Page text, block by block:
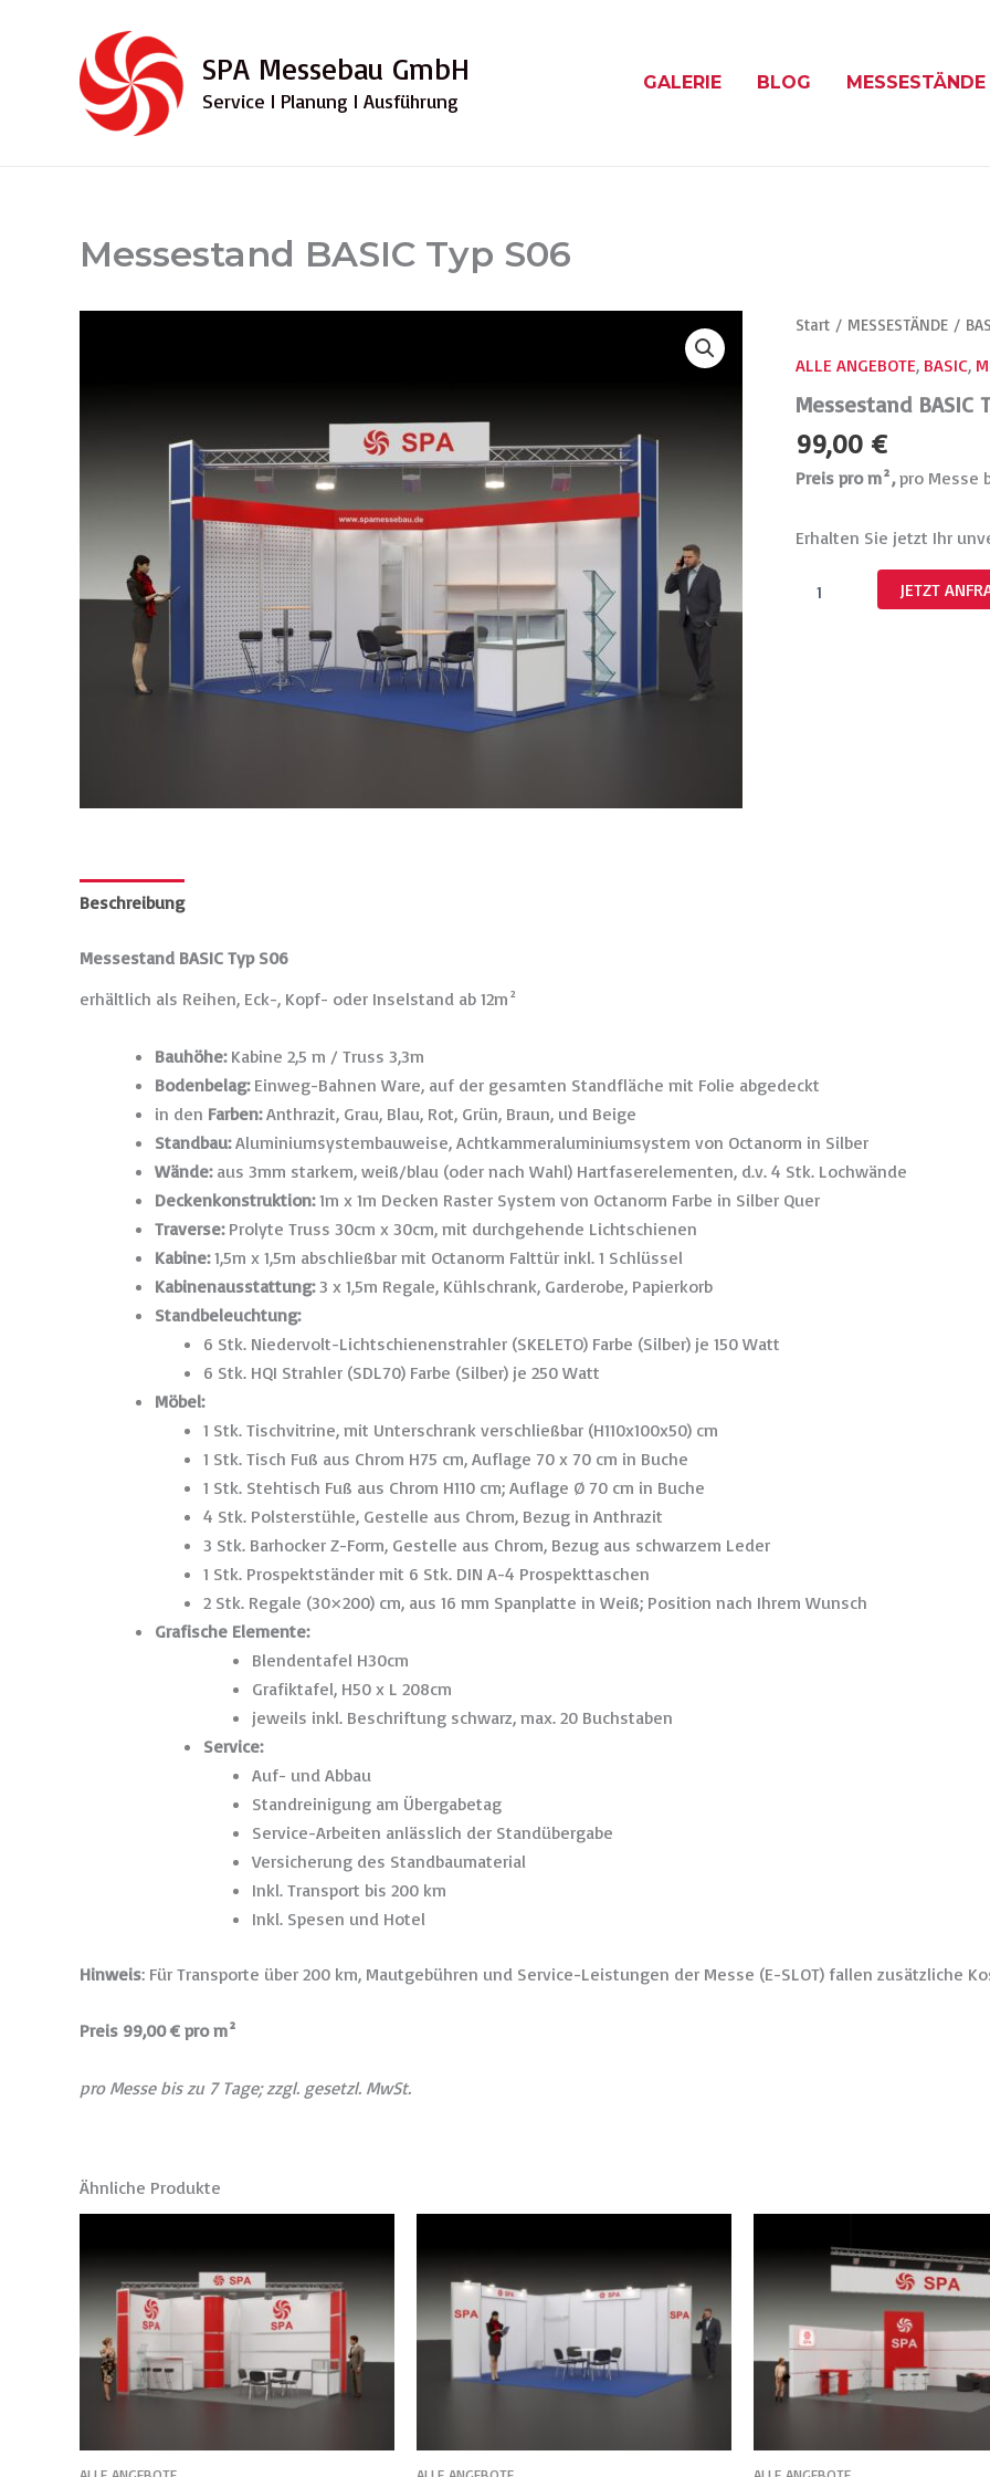
SPA Messebau GmbH
Service I Planung I Ausführung
GALERIE BLOG MESSESTÄNDE
Messestand BASIC Typ S06
Start / MESSESTÄNDE /
ALLE ANGEBOTE, BASIC,
Messestand BASIC
99,00 €
Preis pro m²,pro Messe
Erhalten Sie jetzt Ihr
Messestand
Typ
Menge
JETZT
Beschreibung
Messestand BASIC Typ S06
erhältlich als Reihen, Eck-, Kopf- oder Inselstand ab 12m²
Bauhöhe:Kabine 2,5 m / Truss 3,3m
Bodenbelag: Einweg-Bahnen Ware, auf der gesamten Standfläche mit Folie abgedeckt
in den Farben:Anthrazit, Grau, Blau, Rot, Grün, Braun, und Beige
Standbau:Aluminiumsystembauweise, Achtkammeraluminiumsystem von Octanorm in Silber
Wände: aus 3mm starkem, weiß/blau (oder nach Wahl) Hartfaserelementen, d.v. 4 Stk. Lochwände
Deckenkonstruktion:1m x 1m Decken Raster System von Octanorm Farbe in Silber Quer
Traverse: Prolyte Truss 30cm x 30cm, mit durchgehende Lichtschienen
Kabine:1,5m x 1,5m abschließbar mit Octanorm Falttür inkl. 1 Schlüssel
Kabinenausstattung:3 x 1,5m Regale, Kühlschrank, Garderobe, Papierkorb
Standbeleuchtung:
6 Stk. Niedervolt-Lichtschienenstrahler (SKELETO) Farbe (Silber) je 150 Watt
6 Stk. HQI Strahler (SDL70) Farbe (Silber) je 250 Watt
Möbel:
1 Stk. Tischvitrine, mit Unterschrank verschließbar (H110x100x50) cm
1 Stk. Tisch Fuß aus Chrom H75 cm, Auflage 70 x 70 cm in Buche
1 Stk. Stehtisch Fuß aus Chrom H110 cm; Auflage Ø 70 cm in Buche
4 Stk. Polsterstühle, Gestelle aus Chrom, Bezug in Anthrazit
3 Stk. Barhocker Z-Form, Gestelle aus Chrom, Bezug aus schwarzem Leder
1 Stk. Prospektständer mit 6 Stk. DIN A-4 Prospekttaschen
2 Stk. Regale (30×200) cm, aus 16 mm Spanplatte in Weiß; Position nach Ihrem Wunsch
Grafische Elemente:
Blendentafel H30cm
Grafiktafel, H50 x L 208cm
jeweils inkl. Beschriftung schwarz, max. 20 Buchstaben
Service:
Auf- und Abbau
Standreinigung am Übergabetag
Service-Arbeiten anlässlich der Standübergabe
Versicherung des Standbaumaterial
Inkl. Transport bis 200 km
Inkl. Spesen und Hotel
Hinweis: Für Transporte über 200 km, Mautgebühren und Service-Leistungen der Messe (E-SLOT) fallen zusätzliche
Preis 99,00 € pro m²
pro Messe bis zu 7 Tage; zzgl. gesetzl. MwSt.
Ähnliche Produkte